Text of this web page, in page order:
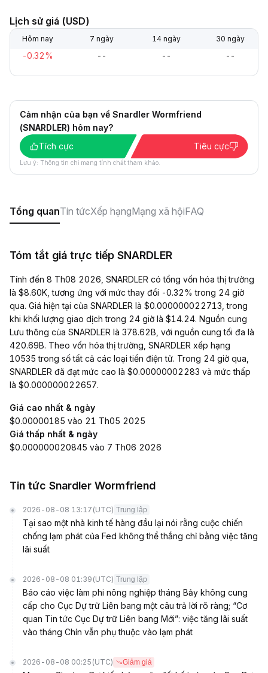
Lịch sử giá (USD)
Hôm nay 7 ngày 14 ngày 30 ngày
-0.32% -- -- --
Cảm nhận của bạn về Snardler Wormfriend
(SNARDLER) hôm nay?
Tích cực
Tiêu cực
Lưu ý: Thông tin chỉ mang tính chất tham khảo.
Tổng quanTin tứcXếp hạngMạng xã hộiFAQ
Tóm tắt giá trực tiếp SNARDLER
Tính đến 8 Th08 2026, SNARDLER có tổng vốn hóa thị trường
là $8.60K, tương ứng với mức thay đổi -0.32% trong 24 giờ
qua. Giá hiện tại của SNARDLER là $0.000000022713, trong
khi khối lượng giao dịch trong 24 giờ là $14.24. Nguồn cung
Lưu thông của SNARDLER là 378.62B, với nguồn cung tối đa là
420.69B. Theo vốn hóa thị trường, SNARDLER xếp hạng
10535 trong số tất cả các loại tiền điện tử. Trong 24 giờ qua,
SNARDLER đã đạt mức cao là $0.00000002283 và mức thấp
là $0.000000022657.
Giá cao nhất & ngày
$0.00000185 vào 21 Th05 2025
Giá thấp nhất & ngày
$0.000000020845 vào 7 Th06 2026
Tin tức Snardler Wormfriend
2026-08-08 13:17 (UTC) Trung lập
Tại sao một nhà kinh tế hàng đầu lại nói rằng cuộc chiến
chống lạm phát của Fed không thể thắng chỉ bằng việc tăng
lãi suất
2026-08-08 01:39 (UTC) Trung lập
Báo cáo việc làm phi nông nghiệp tháng Bảy không cung
cấp cho Cục Dự trữ Liên bang một câu trả lời rõ ràng; “Cơ
quan Tin tức Cục Dự trữ Liên bang Mới”: việc tăng lãi suất
vào tháng Chín vẫn phụ thuộc vào lạm phát
2026-08-08 00:25 (UTC) Giảm giá